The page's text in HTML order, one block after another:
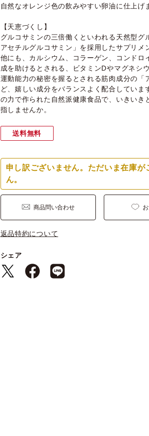
自然なオレンジ色の飲みやすい卵油に仕上げ
【天恵づくし】
グルコサミンの三倍働くといわれる天然型グ
アセチルグルコサミン」を採用したサプリメ
他にも、カルシウム、コラーゲン、コンドロ
成を助けるとされる、ビタミンDやマグネシ
運動能力の秘密を握るとされる筋肉成分の「
ど、嬉しい成分をバランスよく配合していま
の力で作られた自然派健康食品で、いきいき
指しませんか。
送料無料
申し訳ございません。ただいま在庫が
ん。
商品問い合わせ
返品特約について
シェア